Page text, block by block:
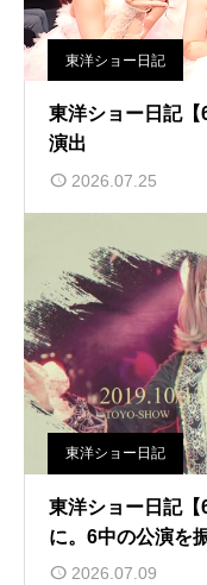
東洋ショー日記
東洋ショー日記
演出
2026.07.25
東洋ショー日記
東洋ショー日記
に。6中の公演を
2026.07.09